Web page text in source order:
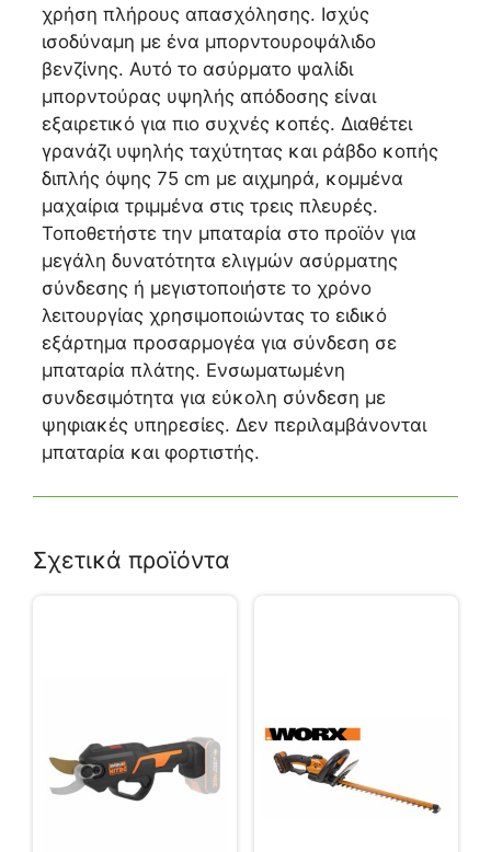
χρήση πλήρους απασχόλησης. Ισχύς
ισοδύναμη με ένα μπορντουροψάλιδο
βενζίνης. Αυτό το ασύρματο ψαλίδι
μπορντούρας υψηλής απόδοσης είναι
εξαιρετικό για πιο συχνές κοπές. Διαθέτει
γρανάζι υψηλής ταχύτητας και ράβδο κοπής
διπλής όψης 75 cm με αιχμηρά, κομμένα
μαχαίρια τριμμένα στις τρεις πλευρές.
Τοποθετήστε την μπαταρία στο προϊόν για
μεγάλη δυνατότητα ελιγμών ασύρματης
σύνδεσης ή μεγιστοποιήστε το χρόνο
λειτουργίας χρησιμοποιώντας το ειδικό
εξάρτημα προσαρμογέα για σύνδεση σε
μπαταρία πλάτης. Ενσωματωμένη
συνδεσιμότητα για εύκολη σύνδεση με
ψηφιακές υπηρεσίες. Δεν περιλαμβάνονται
μπαταρία και φορτιστής.
Σχετικά προϊόντα